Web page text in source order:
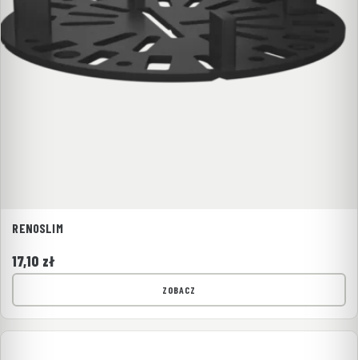
RENOSLIM
17,10 zł
ZOBACZ